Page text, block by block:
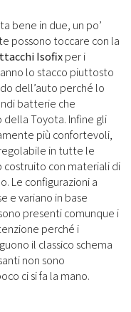
bene in due, un po’
possono toccare con la
Isofixper i
lo stacco piuttosto
dell’auto perché lo
batterie che
Toyota. Infine gli
più confortevoli,
in tutte le
costruito con materiali di
Le configurazioni a
e variano in base
presenti comunque i
perché i
il classico schema
non sono
ci si fa la mano.